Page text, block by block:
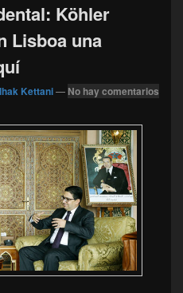
Köhler
Lisboa una
Kettani— No hay comentarios